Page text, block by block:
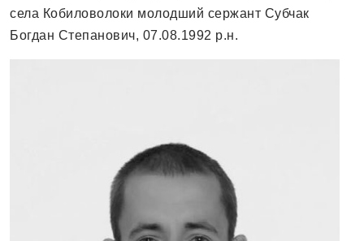
села Кобиловолоки молодший сержант Субчак
Богдан Степанович, 07.08.1992 р.н.